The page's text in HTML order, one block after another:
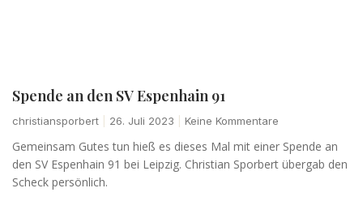
Spende an den SV Espenhain 91
christiansporbert 26. Juli 2023 Keine Kommentare
Gemeinsam Gutes tun hieß es dieses Mal mit einer Spende an
den SV Espenhain 91 bei Leipzig. Christian Sporbert übergab den
Scheck persönlich.